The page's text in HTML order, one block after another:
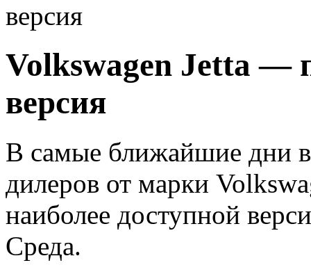
версия
Volkswagen Jetta —
версия
В самые ближайшие дни в
дилеров от марки
наиболее доступной
Среда.